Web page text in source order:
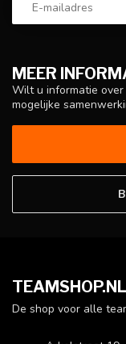
MEER
Wilt u informatie
mogelijke
TEAMSHOP.NL
De shop voor alle